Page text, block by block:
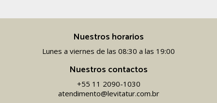
Nuestros horarios
Lunes a viernes de las 08:30 a las 19:00
Nuestros contactos
+55 11 2090-1030
atendimento@levitatur.com.br